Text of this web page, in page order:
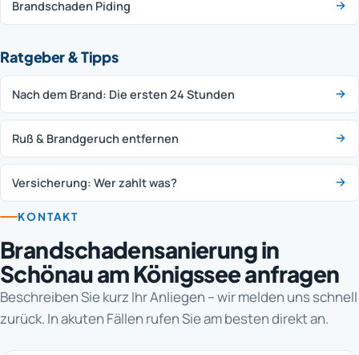
Brandschaden Piding
Ratgeber & Tipps
Nach dem Brand: Die ersten 24 Stunden
Ruß & Brandgeruch entfernen
Versicherung: Wer zahlt was?
KONTAKT
Brandschadensanierung in
Schönau am Königssee anfragen
Beschreiben Sie kurz Ihr Anliegen – wir melden uns schnell
zurück. In akuten Fällen rufen Sie am besten direkt an.